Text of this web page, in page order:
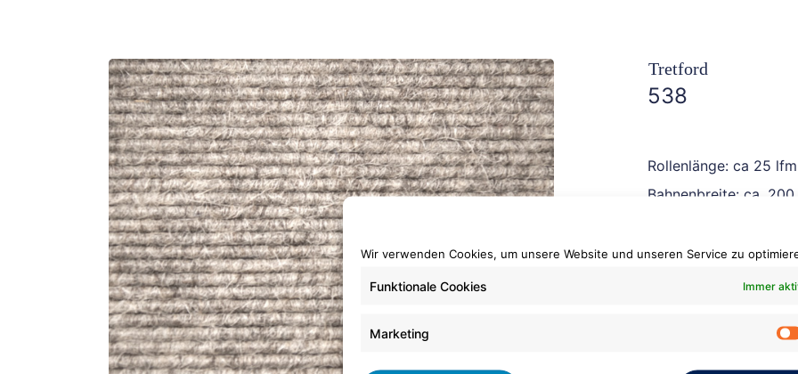
Wir verwenden Cookies, um unsere Website und unseren Service zu
Funktionale Cookies Immer
Marketing
538
Rollenlänge: ca 25 lfm
Bahnenbreite: ca. 200
Fliesengröße: 50 x 50
Verpackungseinheit:
Tretford